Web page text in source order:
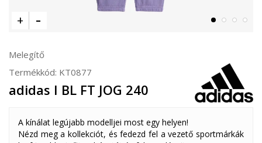
Melegítő
Termékkód: KT0877
adidas I BL FT JOG 240
A kínálat legújabb modelljei most egy helyen!
Nézd meg a kollekciót, és fedezd fel a vezető sportmárkák